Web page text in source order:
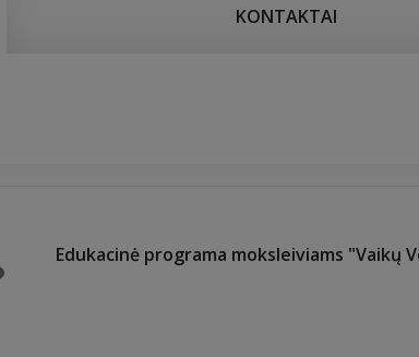
KONTAKTAI
Edukacinė programa moksleiviams "Vaikų